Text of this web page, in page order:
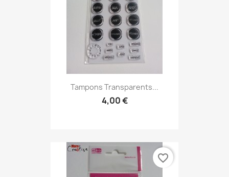
Tampons Transparents...
4,00 €
favorite_border